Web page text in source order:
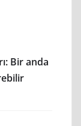
Bir anda